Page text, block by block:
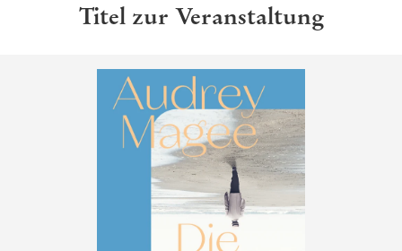
Titel zur Veranstaltung